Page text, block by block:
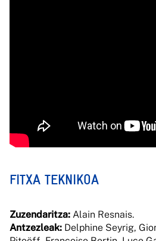
FITXA TEKNIKOA
Zuzendaritza: Alain Resnais.
Antzezleak: Delphine Seyrig,